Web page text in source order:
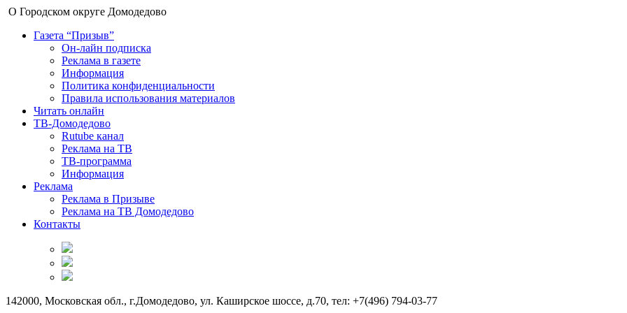
О Городском округе Домодедово
Газета “Призыв”
Он-лайн подписка
Реклама в газете
Информация
Политика конфиденциальности
Правила использования материалов
Читать онлайн
ТВ-Домодедово
Rutube канал
Реклама на ТВ
ТВ-программа
Информация
Реклама
Реклама в Призыве
Реклама на ТВ Домодедово
Контакты
142000, Московская обл., г.Домодедово, ул. Каширское шоссе, д.70, тел: +7(496) 794-03-77